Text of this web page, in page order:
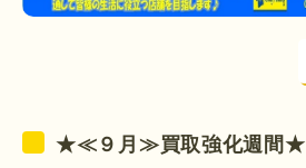
★≪９月≫買取強化週間★